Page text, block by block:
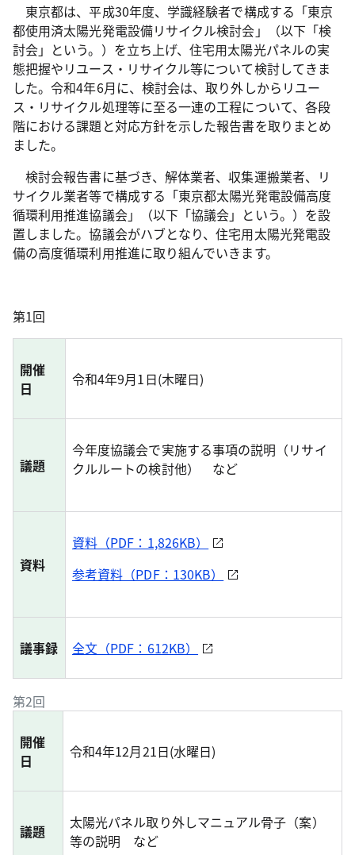
東京都は、平成30年度、学識経験者で構成する「東京
都使用済太陽光発電設備リサイクル検討会」（以下「検
討会」という。）を立ち上げ、住宅用太陽光パネルの実
態把握やリユース・リサイクル等について検討してきま
した。令和4年6月に、検討会は、取り外しからリユー
ス・リサイクル処理等に至る一連の工程について、各段
階における課題と対応方針を示した報告書を取りまとめ
ました。
検討会報告書に基づき、解体業者、収集運搬業者、リ
サイクル業者等で構成する「東京都太陽光発電設備高度
循環利用推進協議会」（以下「協議会」という。）を設
置しました。協議会がハブとなり、住宅用太陽光発電設
備の高度循環利用推進に取り組んでいきます。
第1回
開催
日
令和4年9月1日(木曜日)
議題
今年度協議会で実施する事項の説明（リサイ
クルルートの検討他） など
資料
資料（PDF：1,826KB）
参考資料（PDF：130KB）
議事録 全文（PDF：612KB）
第2回
開催
日
令和4年12月21日(水曜日)
議題
太陽光パネル取り外しマニュアル骨子（案）
等の説明 など